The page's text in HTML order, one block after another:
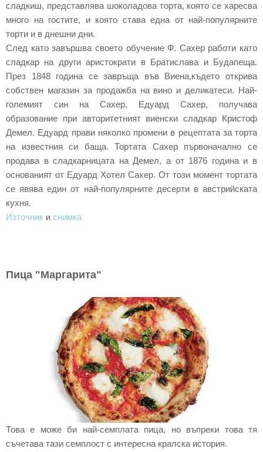
сладкиш, представлява шоколадова торта, която се харесва
много на гостите, и която става една от най-популярните
торти и в днешни дни.
След като завършва своето обучение Ф. Сахер работи като
сладкар на други аристократи в Братислава и Будапеща.
През 1848 година се завръща във Виена,където открива
собствен магазин за продажба на вино и деликатеси. Най-
големият син на Сахер, Едуард Сахер, получава
образование при авторитетният виенски сладкар Кристоф
Демел. Едуард прави няколко промени в рецептата за торта
на известния си баща. Тортата Сахер първоначално се
продава в сладкарницата на Демел, а от 1876 година и в
основаният от Едуард Хотел Сахер. От този момент тортата
се явява един от най-популярните десерти в австрийската
кухня.
Източник и снимка
Пица "Маргарита"
Това е може би най-семплата пица, но въпреки това тя
съчетава тази семплост с интересна кралска история.